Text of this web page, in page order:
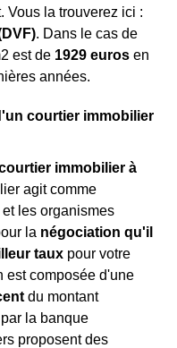
Vous la trouverez ici :
. Dans le cas de
2 est de 1929 euros en
années.
courtier immobilier
immobilier à
agit comme
les organismes
la négociation qu'il
taux pour votre
est composée d'une
du montant
la banque
proposent des